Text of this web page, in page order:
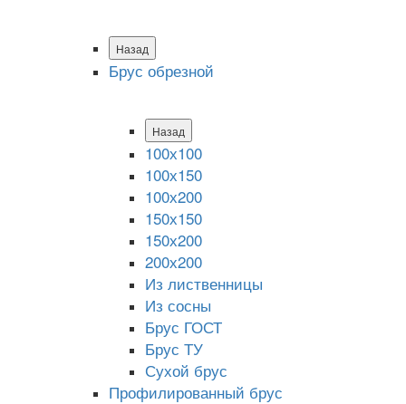
Назад
Брус обрезной
Назад
100х100
100х150
100х200
150х150
150х200
200х200
Из лиственницы
Из сосны
Брус ГОСТ
Брус ТУ
Сухой брус
Профилированный брус